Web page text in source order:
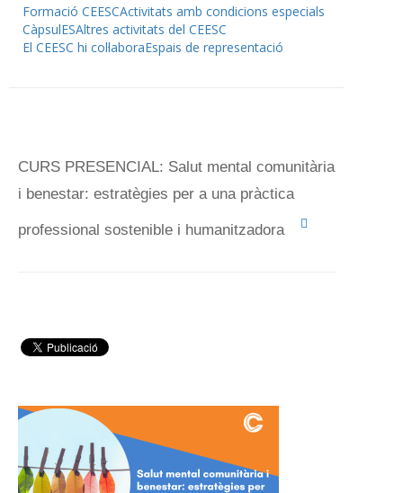
Formació CEESCActivitats amb condicions especials
CàpsulESAltres activitats del CEESC
El CEESC hi col·laboraEspais de representació
CURS PRESENCIAL: Salut mental comunitària
i benestar: estratègies per a una pràctica
professional sostenible i humanitzadora